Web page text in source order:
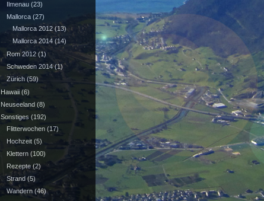
Ilmenau(23)
Mallorca(27)
Mallorca 2012(13)
Mallorca 2014(14)
Rom 2012(1)
Schweden 2014(1)
Zürich(59)
Hawaii(6)
Neuseeland(8)
Sonstiges (192)
Flitterwochen(17)
Hochzeit(5)
Klettern(100)
Rezepte(2)
Strand(5)
Wandern(46)